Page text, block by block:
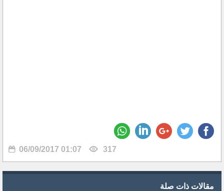
06/09/2017 01:07 317
مقالات ذات صلة